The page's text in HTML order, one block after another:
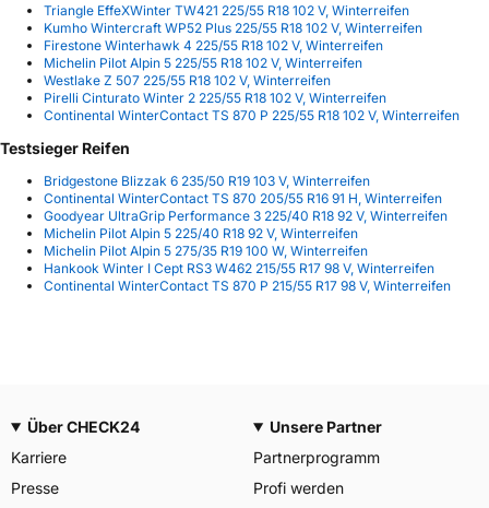
Triangle EffeXWinter TW421 225/55 R18 102 V, Winterreifen
Kumho Wintercraft WP52 Plus 225/55 R18 102 V, Winterreifen
Firestone Winterhawk 4 225/55 R18 102 V, Winterreifen
Michelin Pilot Alpin 5 225/55 R18 102 V, Winterreifen
Westlake Z 507 225/55 R18 102 V, Winterreifen
Pirelli Cinturato Winter 2 225/55 R18 102 V, Winterreifen
Continental WinterContact TS 870 P 225/55 R18 102 V, Winterreifen
Testsieger Reifen
Bridgestone Blizzak 6 235/50 R19 103 V, Winterreifen
Continental WinterContact TS 870 205/55 R16 91 H, Winterreifen
Goodyear UltraGrip Performance 3 225/40 R18 92 V, Winterreifen
Michelin Pilot Alpin 5 225/40 R18 92 V, Winterreifen
Michelin Pilot Alpin 5 275/35 R19 100 W, Winterreifen
Hankook Winter I Cept RS3 W462 215/55 R17 98 V, Winterreifen
Continental WinterContact TS 870 P 215/55 R17 98 V, Winterreifen
Über CHECK24
Karriere
Presse
Unsere Partner
Partnerprogramm
Profi werden